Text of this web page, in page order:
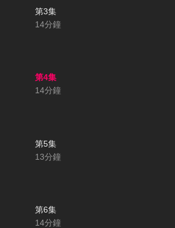
第3集
14分鐘
第4集
14分鐘
第5集
13分鐘
第6集
14分鐘